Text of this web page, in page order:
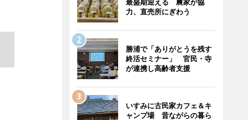
最盛期迎える 農家が協
力、直売所にぎわう
勝浦で「ありがとうを残す
終活セミナー」 官民・寺
が連携し高齢者支援
いすみに古民家カフェ＆キ
ャンプ場 昔ながらの暮ら